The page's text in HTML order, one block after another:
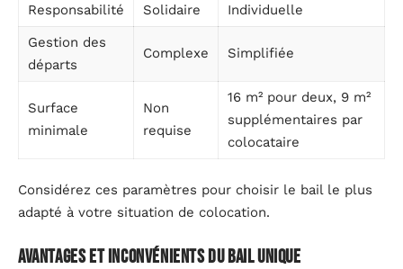
Responsabilité
Solidaire
Individuelle
Gestion des
départs
Complexe Simplifiée
Surface
minimale
Non
requise
16 m² pour deux, 9 m²
supplémentaires par
colocataire
Considérez ces paramètres pour choisir le bail le plus
adapté à votre situation de colocation.
Avantages et inconvénients du bail unique